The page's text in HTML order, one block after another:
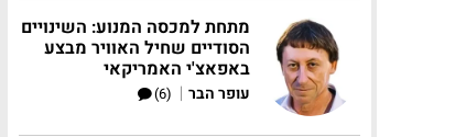
מתחת למכסה המנוע: השינויים
הסודיים שחיל האוויר מבצע
באפאצ'י האמריקאי
עופר הבר |
(6)